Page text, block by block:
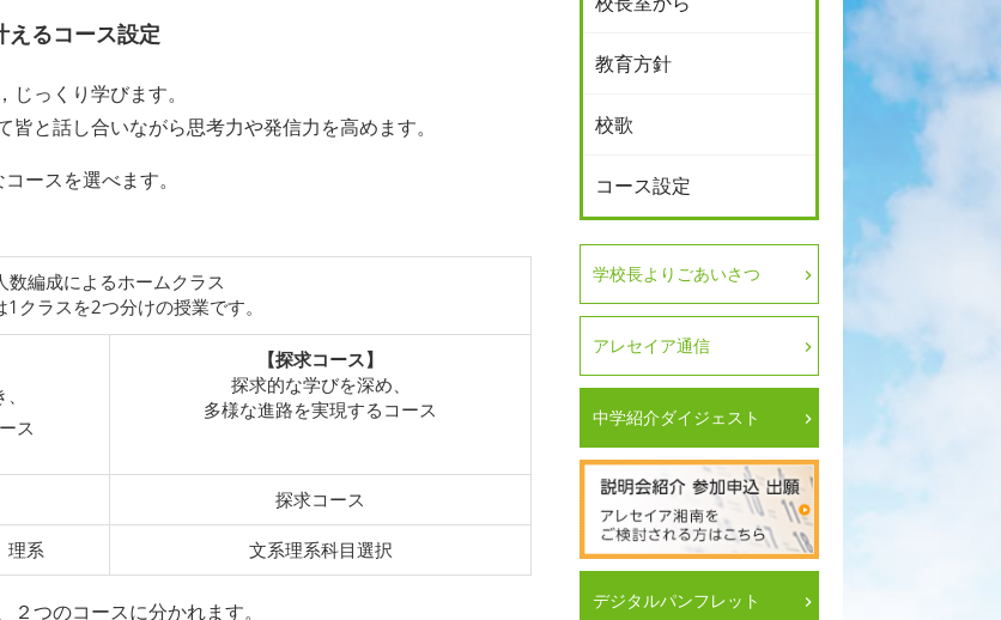
えるコース設定
っくり学びます。
と話し合いながら思考力や発信力を高めます。
ースを選べます。
数編成によるホームクラス
クラスを2つ分けの授業です。
ス
【探求コース】
探求的な学びを深め、
多様な進路を実現するコース
探求コース
理系 文系理系科目選択
つのコースに分かれます。
教育方針
校歌
コース設定
学校長よりごあいさつ
アレセイア通信
中学紹介ダイジェスト
デジタルパンフレット